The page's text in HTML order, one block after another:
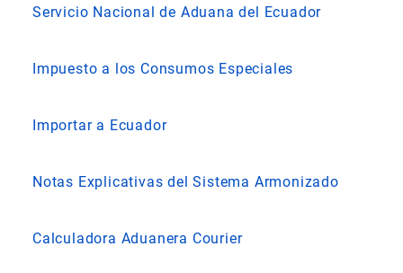
Servicio Nacional de Aduana del Ecuador
Impuesto a los Consumos Especiales
Importar a Ecuador
Notas Explicativas del Sistema Armonizado
Calculadora Aduanera Courier